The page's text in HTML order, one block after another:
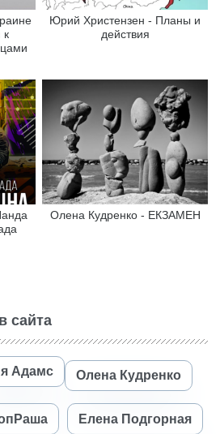
к
Юрий Христензен - Планы и
действия
Олена Кудренко - ЕКЗАМЕН
сайта
Адамс Олена Кудренко
Елена Подгорная